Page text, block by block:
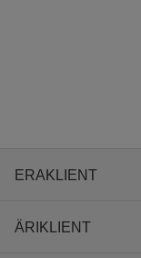
ERAKLIENT
ÄRIKLIENT